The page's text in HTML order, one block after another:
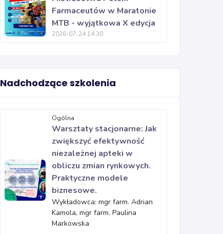
Farmaceutów w Maratonie
MTB - wyjątkowa X edycja
2026-07-24 14:30
Nadchodzące szkolenia
Ogólna
Warsztaty stacjonarne: Jak
zwiększyć efektywność
niezależnej apteki w
obliczu zmian rynkowych.
Praktyczne modele
biznesowe.
Wykładowca: mgr farm. Adrian
Kamola, mgr farm. Paulina
Markowska